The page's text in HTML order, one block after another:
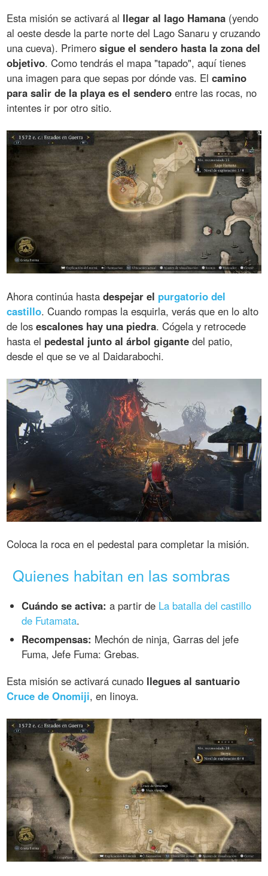
Esta misión se activará al llegar al lago Hamana (yendo
al oeste desde la parte norte del Lago Sanaru y cruzando
una cueva). Primerosigue el sendero hasta la zona del
objetivo. Como tendrás el mapa "tapado", aquí tienes
una imagen para que sepas por dónde vas. Elcamino
para salir de la playa es el sendero entre las rocas, no
intentes ir por otro sitio.
Ahora continúa hastadespejar el purgatorio del
castillo. Cuando rompas la esquirla, verás que en lo alto
de losescalones hay una piedra. Cógela y retrocede
hasta el pedestal junto al árbol gigante del patio,
desde el que se ve al Daidarabochi.
Coloca la roca en el pedestal para completar la misión.
Quienes habitan en las sombras
Cuándo se activa: a partir de La batalla del castillo
de Futamata.
Recompensas: Mechón de ninja, Garras del jefe
Fuma, Jefe Fuma: Grebas.
Esta misión se activará cunado llegues al santuario
Cruce de Onomiji, en Iinoya.